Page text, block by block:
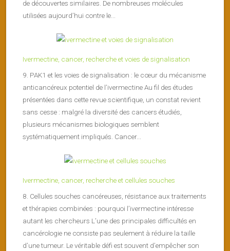
de découvertes similaires. De nombreuses molécules
utilisées aujourd’hui contre le...
Ivermectine, cancer, recherche et voies de signalisation
9. PAK1 et les voies de signalisation : le cœur du mécanisme
anticancéreux potentiel de l’ivermectine Au fil des études
présentées dans cette revue scientifique, un constat revient
sans cesse : malgré la diversité des cancers étudiés,
plusieurs mécanismes biologiques semblent
systématiquement impliqués. Cancer...
Ivermectine, cancer, recherche et cellules souches
8. Cellules souches cancéreuses, résistance aux traitements
et thérapies combinées : pourquoi l’ivermectine intéresse
autant les chercheurs L’une des principales difficultés en
cancérologie ne consiste pas seulement à réduire la taille
d’une tumeur. Le véritable défi est souvent d’empêcher son